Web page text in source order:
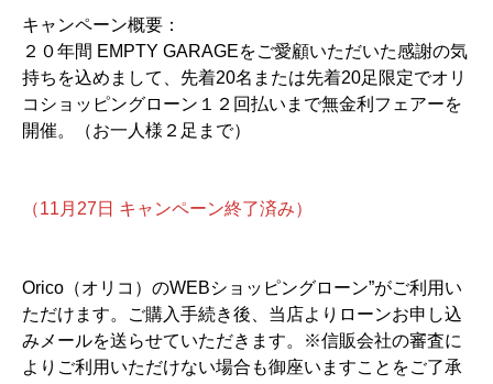
キャンペーン概要：
２０年間 EMPTY GARAGEをご愛顧いただいた感謝の気
持ちを込めまして、先着20名または先着20足限定でオリ
コショッピングローン１２回払いまで無金利フェアーを
開催。（お一人様２足まで）
（11月27日 キャンペーン終了済み）
Orico（オリコ）のWEBショッピングローン”がご利用い
ただけます。ご購入手続き後、当店よりローンお申し込
みメールを送らせていただきます。※信販会社の審査に
よりご利用いただけない場合も御座いますことをご了承